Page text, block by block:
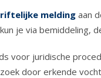
meldingaan
je via bemiddeling,
voor juridische
door erkende